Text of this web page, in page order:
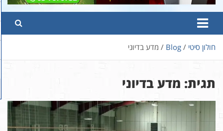
חולון סיטי Blog מדע בדיוני
תגית: מדע בדיוני